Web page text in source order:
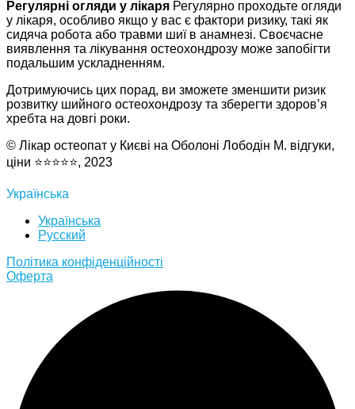
Регулярні огляди у лікаря Регулярно проходьте огляди
у лікаря, особливо якщо у вас є фактори ризику, такі як
сидяча робота або травми шиї в анамнезі. Своєчасне
виявлення та лікування остеохондрозу може запобігти
подальшим ускладненням.
Дотримуючись цих порад, ви зможете зменшити ризик
розвитку шийного остеохондрозу та зберегти здоров’я
хребта на довгі роки.
© Лікар остеопат у Києві на Оболоні Лободін М. відгуки,
ціни ⭐⭐⭐⭐⭐, 2023
Українська
Українська
Русский
Полiтика конфiденцiйностi
Оферта